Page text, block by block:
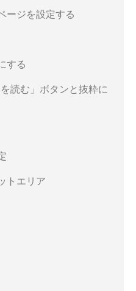
ージを設定する
する
読む」ボタンと抜粋に
トエリア